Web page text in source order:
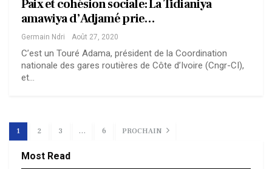
Paix et cohésion sociale: La Tidianiya
amawiya d’Adjamé prie…
Germain Ndri Août 27, 2020
C’est un Touré Adama, président de la Coordination
nationale des gares routières de Côte d’Ivoire (Cngr-CI),
et…
1 2 3 … 6 PROCHAIN
Most Read